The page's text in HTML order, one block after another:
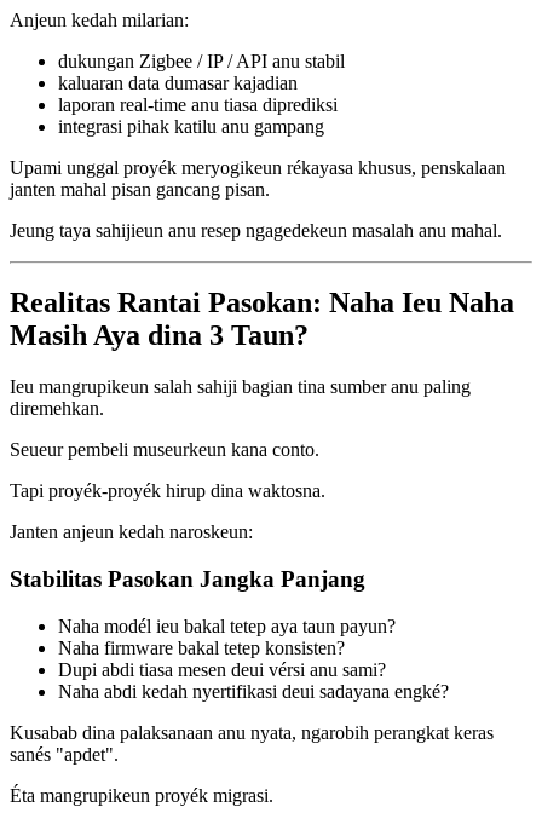
Anjeun kedah milarian:
dukungan Zigbee / IP / API anu stabil
kaluaran data dumasar kajadian
laporan real-time anu tiasa diprediksi
integrasi pihak katilu anu gampang
Upami unggal proyék meryogikeun rékayasa khusus, penskalaan
janten mahal pisan gancang pisan.
Jeung taya sahijieun anu resep ngagedekeun masalah anu mahal.
Realitas Rantai Pasokan: Naha Ieu Naha
Masih Aya dina 3 Taun?
Ieu mangrupikeun salah sahiji bagian tina sumber anu paling
diremehkan.
Seueur pembeli museurkeun kana conto.
Tapi proyék-proyék hirup dina waktosna.
Janten anjeun kedah naroskeun:
Stabilitas Pasokan Jangka Panjang
Naha modél ieu bakal tetep aya taun payun?
Naha firmware bakal tetep konsisten?
Dupi abdi tiasa mesen deui vérsi anu sami?
Naha abdi kedah nyertifikasi deui sadayana engké?
Kusabab dina palaksanaan anu nyata, ngarobih perangkat keras
sanés "apdet".
Éta mangrupikeun proyék migrasi.